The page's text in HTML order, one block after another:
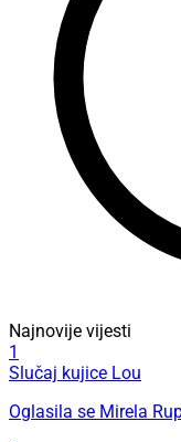
Najnovije vijesti
1
Slučaj kujice Lou
Oglasila se Mirela